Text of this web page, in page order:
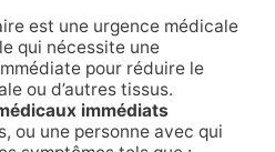
est une urgence médicale
qui nécessite une
pour réduire le
ou d’autres tissus.
immédiats
ou une personne avec qui